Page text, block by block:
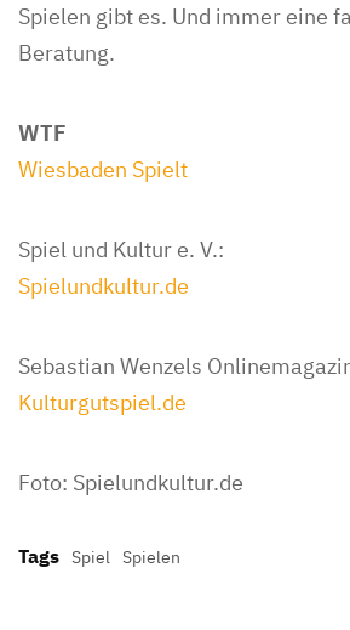
Spielen gibt es. Und immer eine
Beratung.
WTF
Wiesbaden Spielt
Spiel und Kultur e. V.:
Spielundkultur.de
Sebastian Wenzels
Kulturgutspiel.de
Foto: Spielundkultur.de
Tags Spiel Spielen